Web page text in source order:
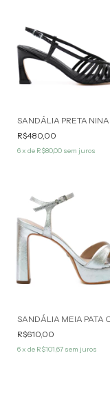
R$480,00
6x de R$80,00 sem juros
R$610,00
6x de R$101,67 sem juros